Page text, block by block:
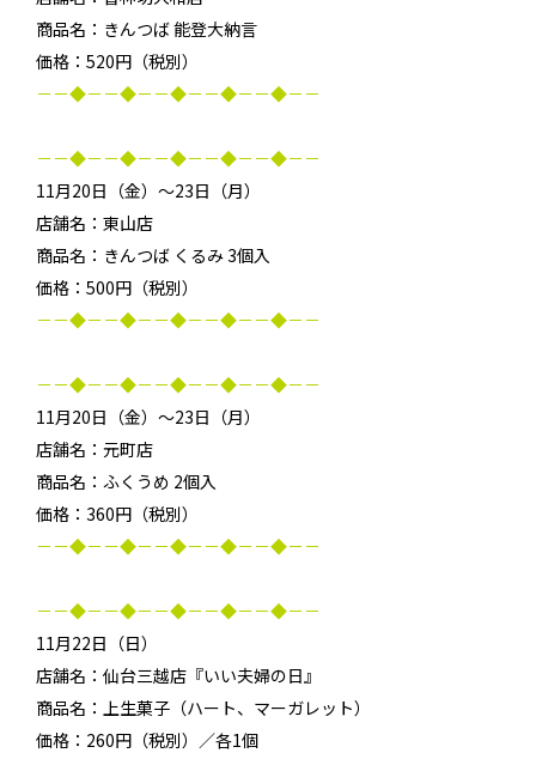
商品名：きんつば 能登大納言
価格：520円（税別）
－－◆－－◆－－◆－－◆－－◆－－
－－◆－－◆－－◆－－◆－－◆－－
11月20日（金）～23日（月）
店舗名：東山店
商品名：きんつば くるみ 3個入
価格：500円（税別）
－－◆－－◆－－◆－－◆－－◆－－
－－◆－－◆－－◆－－◆－－◆－－
11月20日（金）～23日（月）
店舗名：元町店
商品名：ふくうめ 2個入
価格：360円（税別）
－－◆－－◆－－◆－－◆－－◆－－
－－◆－－◆－－◆－－◆－－◆－－
11月22日（日）
店舗名：仙台三越店『いい夫婦の日』
商品名：上生菓子（ハート、マーガレット）
価格：260円（税別）／各1個